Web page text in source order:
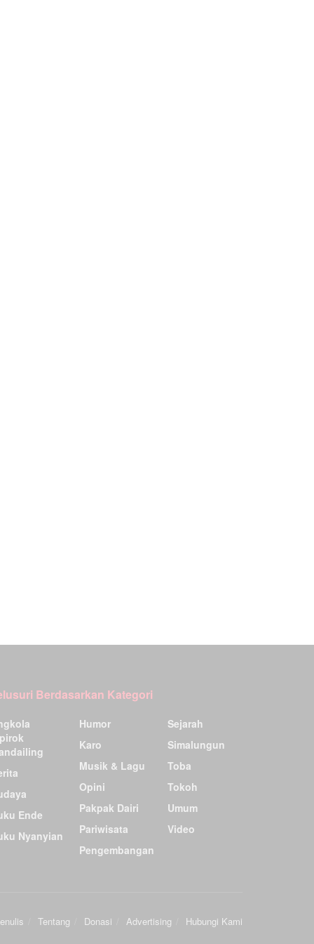
Berdasarkan Kategori
Ende
Nyanyian
Humor
Karo
Musik & Lagu
Opini
Pakpak Dairi
Pariwisata
Pengembangan
Sejarah
Simalungun
Toba
Tokoh
Umum
Video
Tentang Donasi Advertising Hubungi Kami